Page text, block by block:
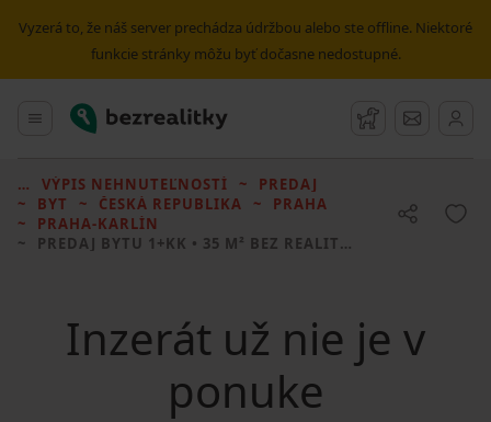
Vyzerá to, že náš server prechádza údržbou alebo ste offline. Niektoré
funkcie stránky môžu byť dočasne nedostupné.
Hlavné menu
Bezrealitky Strážny pes
Správy
VÝPIS NEHNUTEĽNOSTÍ
PREDAJ
BYT
ČESKÁ REPUBLIKA
PRAHA
PRAHA-KARLÍN
PREDAJ BYTU 1+KK • 35 M² BEZ REALITKY
Inzerát už nie je v
ponuke